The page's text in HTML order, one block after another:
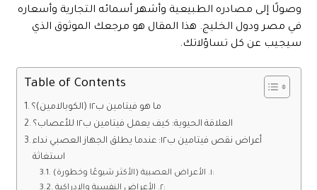
وصولًا إلى مصادره الطبيعية وأشهر أسمائه التجارية وأسعاره
في مصر ودول الخليج. هذا المقال هو مرجعك الموثوق الذي
سيجيب عن كل تساؤلاتك.
Table of Contents
ما هو فيتامين ب١٢ (الكوبالامين)؟
العلاقة الحيوية: كيف يعمل فيتامين ب١٢ للأعصاب؟
أعراض نقص فيتامين ب١٢: عندما يطلق الجهاز العصبي نداء
استغاثة
١. الأعراض العصبية (الأكثر شيوعًا وخطورة):
٢. الأعراض النفسية والإدراكية: